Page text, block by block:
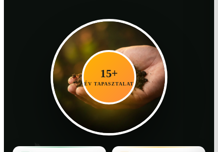
15+
ÉV TAPASZTALAT